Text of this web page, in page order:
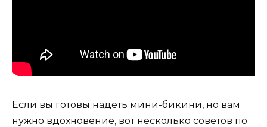
Если вы готовы надеть мини-бикини, но вам
нужно вдохновение, вот несколько советов по